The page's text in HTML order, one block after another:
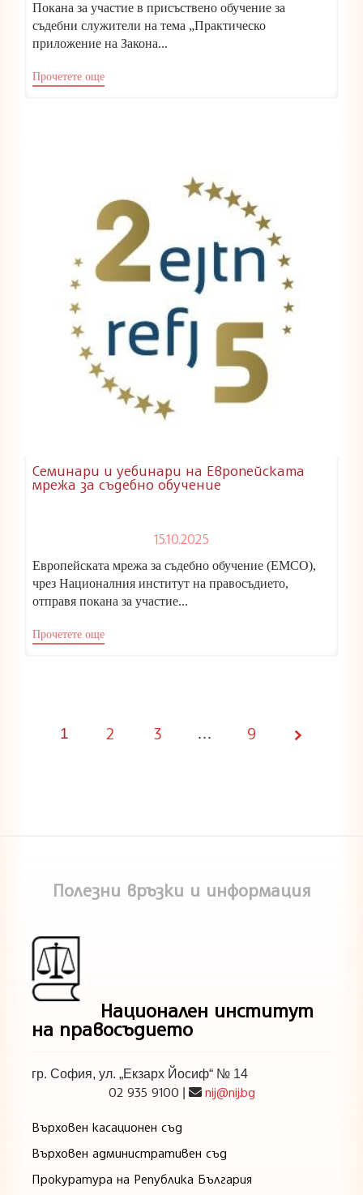
Покана за участие в присъствено обучение за
съдебни служители на тема „Практическо
приложение на Закона...
Прочетете още
Семинари и уебинари на Европейската
мрежа за съдебно обучение
15.10.2025
Европейската мрежа за съдебно обучение (ЕМСО),
чрез Националния институт на правосъдието,
отправя покана за участие...
Прочетете още
Page
1 2 3 … 9
Полезни връзки и информация
Национален институт
на правосъдието
гр. София, ул. „Екзарх Йосиф“ № 14
02 935 9100 nij@nij.bg
Върховен касационен съд
Върховен административен съд
Прокуратура на Република България